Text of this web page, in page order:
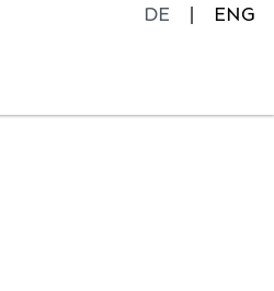
DE
ENG